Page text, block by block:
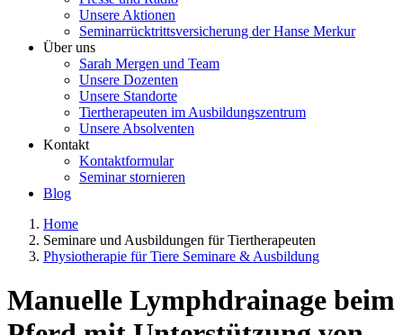
Unsere Aktionen
Seminarrücktrittsversicherung der Hanse Merkur
Über uns
Sarah Mergen und Team
Unsere Dozenten
Unsere Standorte
Tiertherapeuten im Ausbildungszentrum
Unsere Absolventen
Kontakt
Kontaktformular
Seminar stornieren
Blog
Home
Seminare und Ausbildungen für Tiertherapeuten
Physiotherapie für Tiere Seminare & Ausbildung
Manuelle Lymphdrainage beim